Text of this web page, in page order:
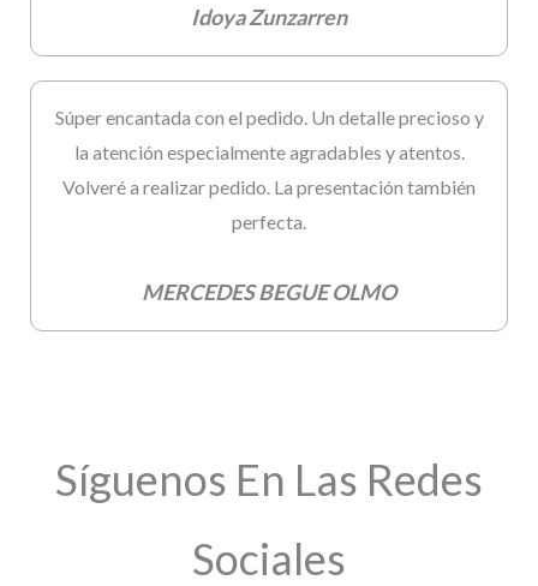
Idoya Zunzarren
Súper encantada con el pedido. Un detalle precioso y
la atención especialmente agradables y atentos.
Volveré a realizar pedido. La presentación también
perfecta.
MERCEDES BEGUE OLMO
Síguenos En Las Redes
Sociales